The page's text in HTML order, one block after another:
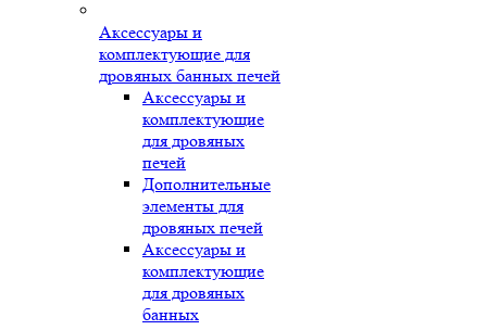
Аксессуары и
комплектующие для
дровяных банных печей
Аксессуары и
комплектующие
для дровяных
печей
Дополнительные
элементы для
дровяных печей
Аксессуары и
комплектующие
для дровяных
банных